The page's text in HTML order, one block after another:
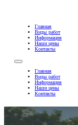
Главная
Виды работ
Информация
Наши цены
Контакты
Главная
Виды работ
Информация
Наши цены
Контакты